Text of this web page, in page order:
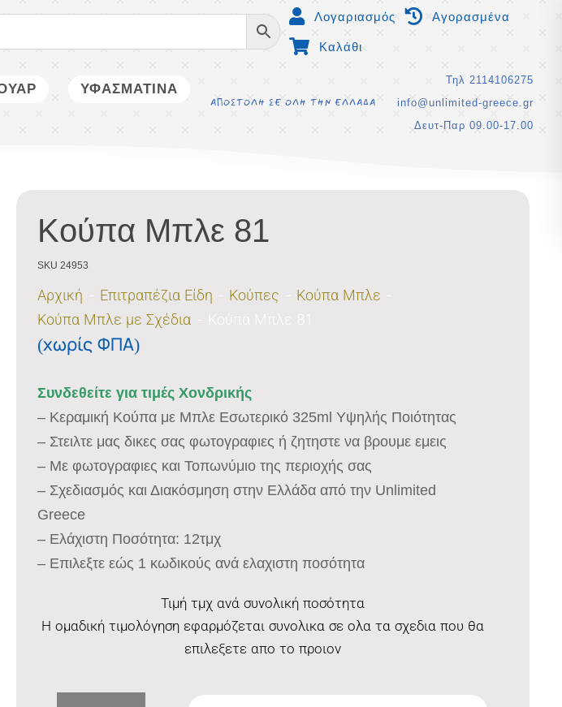
Λογαριασμός Αγορασμένα
Καλάθι
ΥΦΑΣΜΑΤΙΝΑ
ΑΠΟΣΤΟΛΗ ΣΕ ΟΛΗ ΤΗΝ ΕΛΛΑΔΑ
Τηλ 2114106275
info@unlimited-greece.gr
Δευτ-Παρ 09.00-17.00
Κούπα Μπλε 81
SKU 24953
Αρχική Επιτραπέζια Είδη Κούπες
Κούπα Μπλε
Κούπα Μπλε με Σχέδια
(χωρίς ΦΠΑ)
Συνδεθείτε για τιμές Χονδρικής
– Κεραμική Κούπα με Μπλε Εσωτερικό 325ml Υψηλής Ποιότητας
– Στειλτε μας δικες σας φωτογραφιες ή ζητηστε να βρουμε εμεις
– Με φωτογραφιες και Τοπωνύμιο της περιοχής σας
– Σχεδιασμός και Διακόσμηση στην Ελλάδα από την Unlimited
Greece
– Ελάχιστη Ποσότητα: 12τμχ
– Επιλεξτε εώς 1 κωδικούς ανά ελαχιστη ποσότητα
Τιμή τμχ ανά συνολική ποσότητα
Η ομαδική τιμολόγηση εφαρμόζεται συνολικα σε ολα τα σχεδια που θα
επιλεξετε απο το προιον